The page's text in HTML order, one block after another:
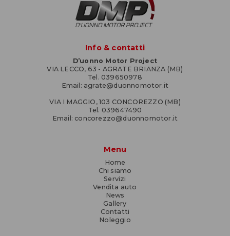
Info & contatti
D’uonno Motor Project
VIA LECCO, 63 - AGRATE BRIANZA (MB)
Tel. 039650978
Email: agrate@duonnomotor.it
VIA I MAGGIO, 103 CONCOREZZO (MB)
Tel. 039647490
Email: concorezzo@duonnomotor.it
Menu
Home
Chi siamo
Servizi
Vendita auto
News
Gallery
Contatti
Noleggio